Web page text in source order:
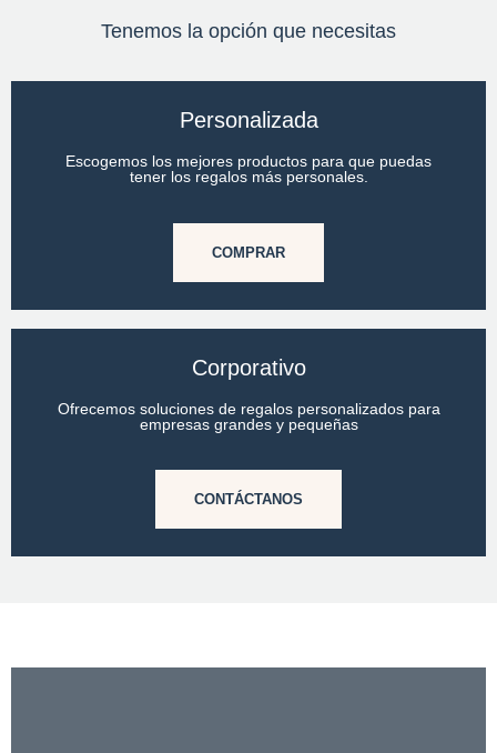
Tenemos la opción que necesitas
Personalizada
Escogemos los mejores productos para que puedas
tener los regalos más personales.
COMPRAR
Corporativo
Ofrecemos soluciones de regalos personalizados para
empresas grandes y pequeñas
CONTÁCTANOS